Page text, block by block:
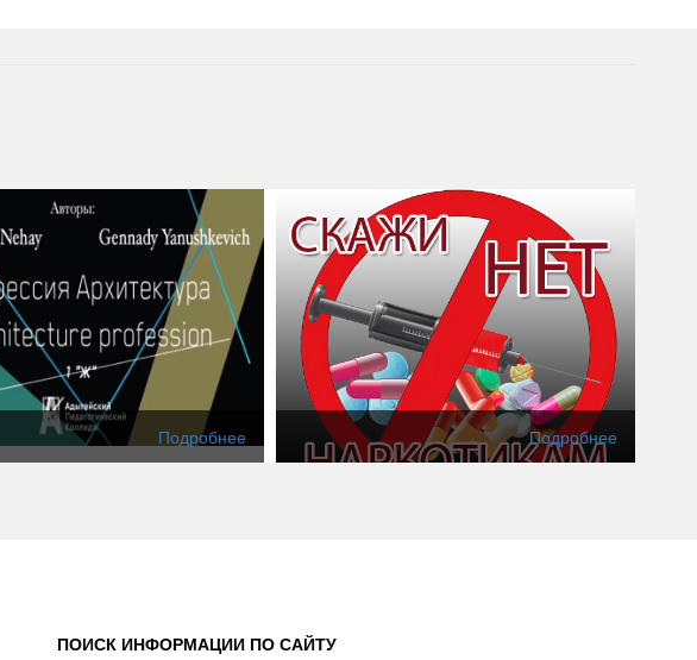
Подробнее Подробнее
ПОИСК ИНФОРМАЦИИ ПО САЙТУ